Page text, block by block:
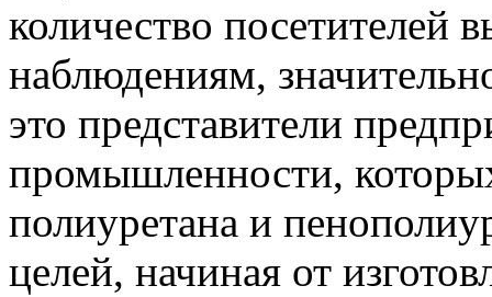
количество посетителей
наблюдениям,
это представители
промышленности,
полиуретана и
целей, начиная от